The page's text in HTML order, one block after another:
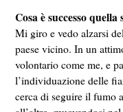
Cosa è successo quella
Mi giro e vedo alzarsi
paese vicino. In un
volontario come me, e
l’individuazione delle
cerca di seguire il fumo